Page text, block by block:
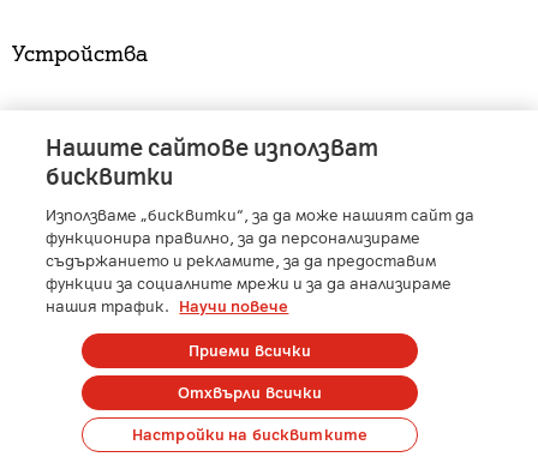
Устройства
A1 Austria - A1 Croatia - A1 Serbia - A1 Belarus
A1 Bulgaria
- A1 Macedonia - A1 Slovenia
A1 Digital
- Member of A1 Group
Copyright © 2025 А1 България. | Protected by reCAPTCHA
Сметка Общи условия
Управление на лични данни
Карти на покритие Профилактики и аварии
Нашите сайтове използват
бисквитки
Използваме „бисквитки“, за да може нашият сайт да
функционира правилно, за да персонализираме
съдържанието и рекламите, за да предоставим
функции за социалните мрежи и за да анализираме
нашия трафик.
Научи повече
Настройки на бисквитките
Отхвърли всички
Приеми всички